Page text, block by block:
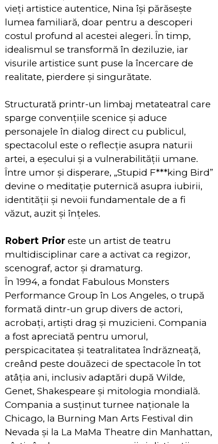
vieți artistice autentice, Nina își părăsește
lumea familiară, doar pentru a descoperi
costul profund al acestei alegeri. În timp,
idealismul se transformă în deziluzie, iar
visurile artistice sunt puse la încercare de
realitate, pierdere și singurătate.
Structurată printr-un limbaj metateatral care
sparge convențiile scenice și aduce
personajele în dialog direct cu publicul,
spectacolul este o reflecție asupra naturii
artei, a eșecului și a vulnerabilității umane.
Între umor și disperare, „Stupid F***king Bird”
devine o meditație puternică asupra iubirii,
identității și nevoii fundamentale de a fi
văzut, auzit și înțeles.
Robert Prior este un artist de teatru
multidisciplinar care a activat ca regizor,
scenograf, actor și dramaturg.
În 1994, a fondat Fabulous Monsters
Performance Group în Los Angeles, o trupă
formată dintr-un grup divers de actori,
acrobați, artiști drag și muzicieni. Compania
a fost apreciată pentru umorul,
perspicacitatea și teatralitatea îndrăzneață,
creând peste douăzeci de spectacole în tot
atâția ani, inclusiv adaptări după Wilde,
Genet, Shakespeare și mitologia mondială.
Compania a susținut turnee naționale la
Chicago, la Burning Man Arts Festival din
Nevada și la La MaMa Theatre din Manhattan,